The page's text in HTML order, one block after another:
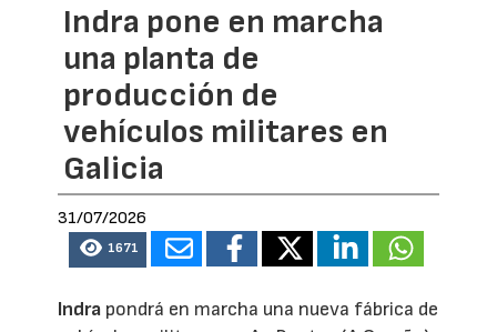
Indra pone en marcha
una planta de
producción de
vehículos militares en
Galicia
31/07/2026
1671
Indra pondrá en marcha una nueva fábrica de